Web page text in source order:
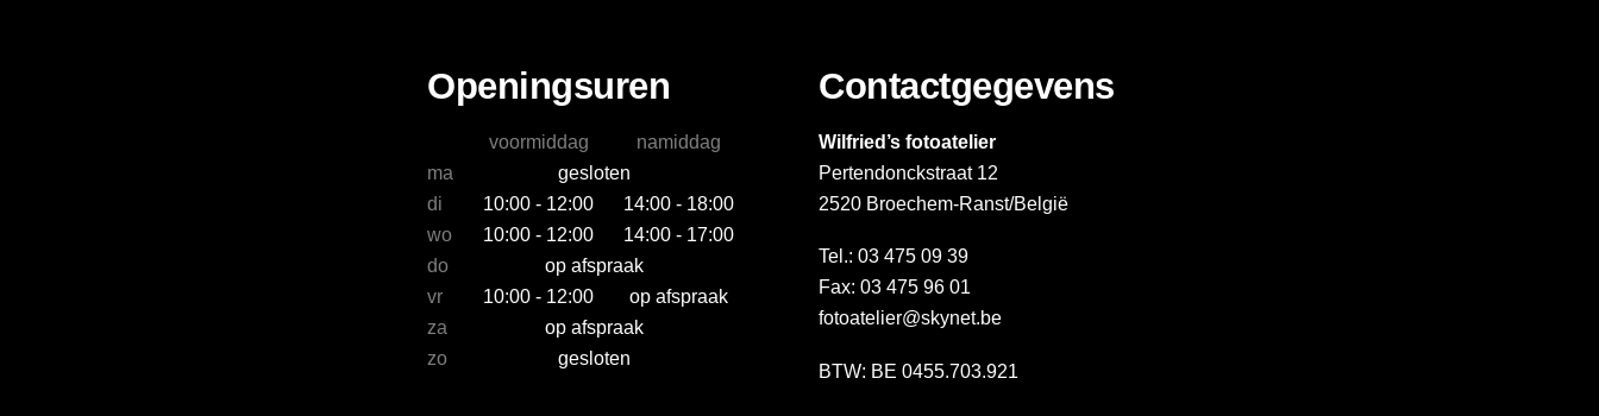
Openingsuren
voormiddag
namiddag
ma
gesloten
di
10:00 - 12:00
14:00 - 18:00
wo
10:00 - 12:00
14:00 - 17:00
do
op afspraak
vr
10:00 - 12:00
op afspraak
za
op afspraak
zo
gesloten
Contactgegevens
Wilfried’s fotoatelier
Pertendonckstraat 12
2520 Broechem-Ranst/België
Tel.: 03 475 09 39
Fax: 03 475 96 01
fotoatelier@skynet.be
BTW: BE 0455.703.921